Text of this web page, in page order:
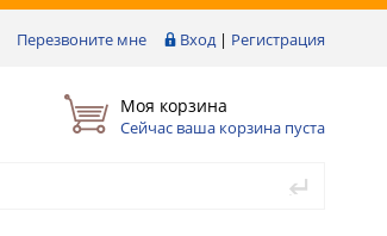
Перезвоните мне Вход | Регистрация
Моя корзина
Сейчас ваша корзина пуста